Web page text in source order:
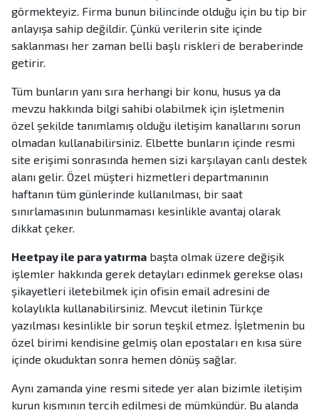
görmekteyiz. Firma bunun bilincinde olduğu için bu tip bir
anlayışa sahip değildir. Çünkü verilerin site içinde
saklanması her zaman belli başlı riskleri de beraberinde
getirir.
Tüm bunların yanı sıra herhangi bir konu, husus ya da
mevzu hakkında bilgi sahibi olabilmek için işletmenin
özel şekilde tanımlamış olduğu iletişim kanallarını sorun
olmadan kullanabilirsiniz. Elbette bunların içinde resmi
site erişimi sonrasında hemen sizi karşılayan canlı destek
alanı gelir. Özel müşteri hizmetleri departmanının
haftanın tüm günlerinde kullanılması, bir saat
sınırlamasının bulunmaması kesinlikle avantaj olarak
dikkat çeker.
Heetpay ile para yatırma başta olmak üzere değişik
işlemler hakkında gerek detayları edinmek gerekse olası
şikayetleri iletebilmek için ofisin email adresini de
kolaylıkla kullanabilirsiniz. Mevcut iletinin Türkçe
yazılması kesinlikle bir sorun teşkil etmez. İşletmenin bu
özel birimi kendisine gelmiş olan epostaları en kısa süre
içinde okuduktan sonra hemen dönüş sağlar.
Aynı zamanda yine resmi sitede yer alan bizimle iletişim
kurun kısmının tercih edilmesi de mümkündür. Bu alanda